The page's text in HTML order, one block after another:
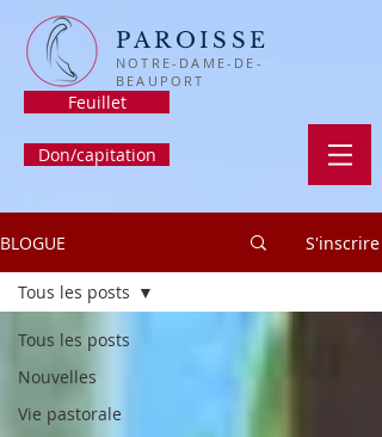
PAROISSE
NOTRE-DAME-DE-
BEAUPORT
Feuillet
Don/capitation
BLOGUE S'inscrire
Tous les posts
Nouvelles
Vie pastorale
Tous les posts